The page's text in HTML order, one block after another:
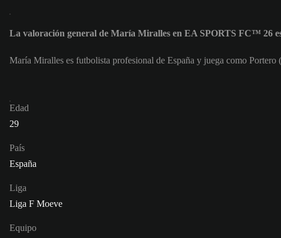
La valoración general de María Miralles en EA SPORTS FC™ 26
María Miralles es futbolista profesional de España y juega como
Edad
29
País
España
Liga
Liga F Moeve
Equipo